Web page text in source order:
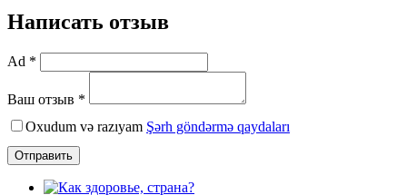
Написать отзыв
Ad *
Ваш отзыв *
Oxudum və razıyam Şərh göndərmə qaydaları
Отправить